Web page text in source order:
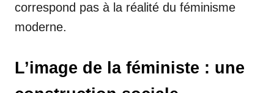
correspond pas à la réalité du féminisme
moderne.
L’image de la féministe : une